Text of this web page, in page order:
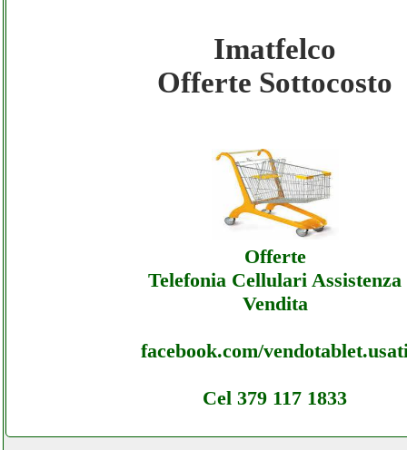
Imatfelco - Offerte Ecommerce Imatfelco -
Imatfelco - Offerte Ecommerce Imatfelco -
Imatfelco
Offerte Sottocosto
Offerte
Telefonia Cellulari Assistenza
Vendita
facebook.com/
Cel 379 117 1833